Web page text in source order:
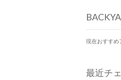
現在おすすめ
最近チ